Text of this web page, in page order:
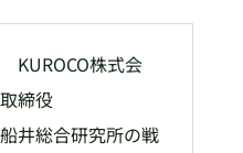
KUROCO株式会
締役
井総合研究所の戦